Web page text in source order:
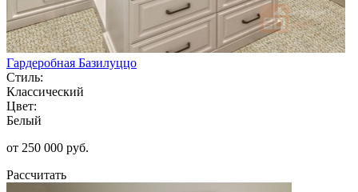
Гардеробная Базилуццо
Стиль:
Классический
Цвет:
Белый
от 250 000 руб.
Рассчитать